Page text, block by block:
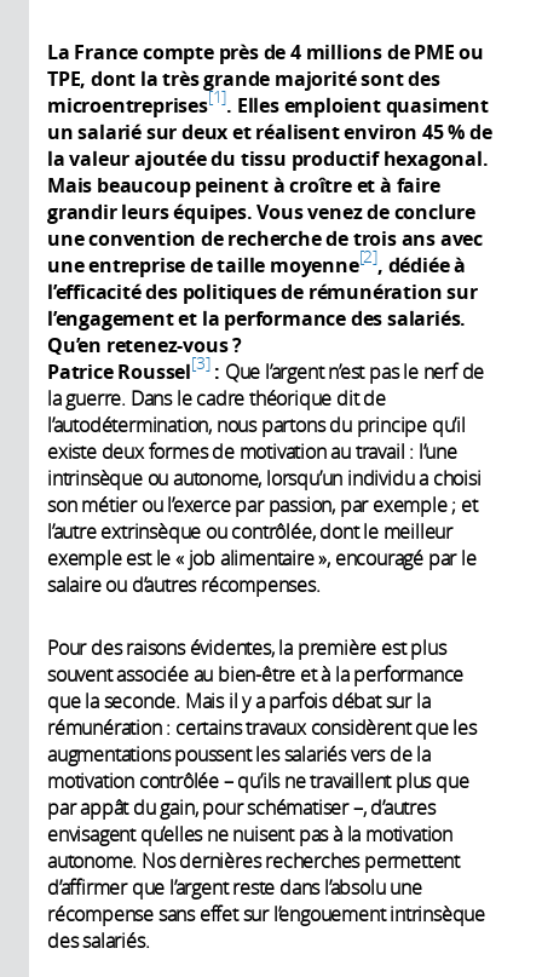
La France compte près de 4 millions de PME ou
TPE, dont la très grande majorité sont des
microentreprises 1 . Elles emploient quasiment
un salarié sur deux et réalisent environ 45 % de
la valeur ajoutée du tissu productif hexagonal.
Mais beaucoup peinent à croître et à faire
grandir leurs équipes. Vous venez de conclure
une convention de recherche de trois ans avec
une entreprise de taille moyenne 2 , dédiée à
l’efficacité des politiques de rémunération sur
l’engagement et la performance des salariés.
Qu’en retenez-vous ?
Patrice Roussel 3 : Que l’argent n’est pas le nerf de
la guerre. Dans le cadre théorique dit de
l’autodétermination, nous partons du principe qu’il
existe deux formes de motivation au travail : l’une
intrinsèque ou autonome, lorsqu’un individu a choisi
son métier ou l’exerce par passion, par exemple ; et
l’autre extrinsèque ou contrôlée, dont le meilleur
exemple est le « job alimentaire », encouragé par le
salaire ou d’autres récompenses.
Pour des raisons évidentes, la première est plus
souvent associée au bien-être et à la performance
que la seconde. Mais il y a parfois débat sur la
rémunération : certains travaux considèrent que les
augmentations poussent les salariés vers de la
motivation contrôlée – qu’ils ne travaillent plus que
par appât du gain, pour schématiser –, d’autres
envisagent qu’elles ne nuisent pas à la motivation
autonome. Nos dernières recherches permettent
d’affirmer que l’argent reste dans l’absolu une
récompense sans effet sur l’engouement intrinsèque
des salariés.